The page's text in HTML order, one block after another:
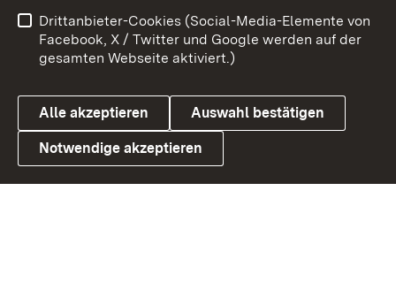
Link zum Landesportal
Benutzungshinweise
Barrierefreiheit
Datenschutz
Cookies
Drittanbieter-Cookies (Social-Media-Elemente von
Facebook, X / Twitter und Google werden auf der
gesamten Webseite aktiviert.)
Alle akzeptieren Auswahl bestätigen
Notwendige akzeptieren